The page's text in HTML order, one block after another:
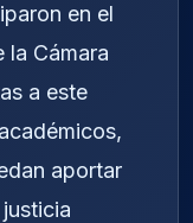
en el
la Cámara
a este
aportar